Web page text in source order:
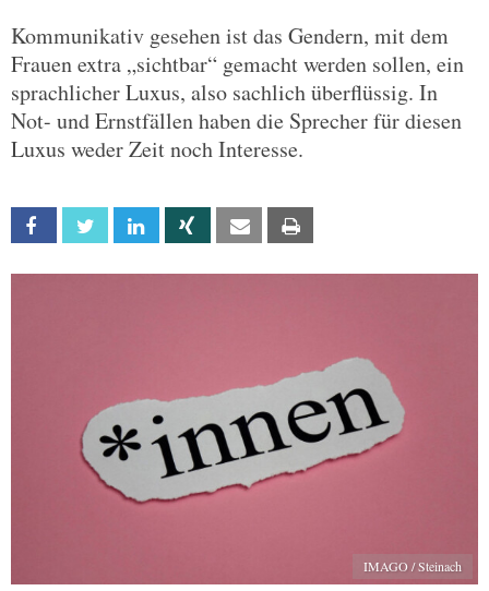
Kommunikativ gesehen ist das Gendern, mit dem
Frauen extra „sichtbar“ gemacht werden sollen, ein
sprachlicher Luxus, also sachlich überflüssig. In
Not- und Ernstfällen haben die Sprecher für diesen
Luxus weder Zeit noch Interesse.
Facebook Twitter Linkedin Xing Email
IMAGO / Steinach